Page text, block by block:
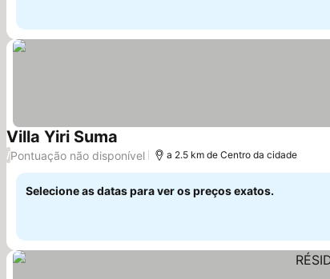
Villa Yiri Suma Ver preços
/Pontuação não disponível a 2.5 km de Centro da cidade
Selecione as datas para ver os preços exatos.